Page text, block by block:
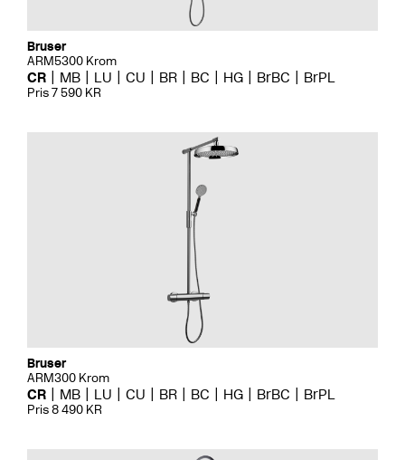
Bruser
ARM5300 Krom
CR MB LU CU BR BC HG BrBC BrPL
Pris 7 590 KR
Bruser
ARM300 Krom
CR MB LU CU BR BC HG BrBC BrPL
Pris 8 490 KR